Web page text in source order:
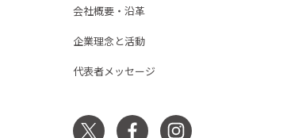
会社概要・沿革
企業理念と活動
代表者メッセージ